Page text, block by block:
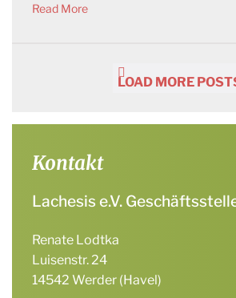
Read More
LOAD MORE
Kontakt
Lachesis e.V.
Renate Lodtka
Luisenstr. 24
14542 Werder (Havel)